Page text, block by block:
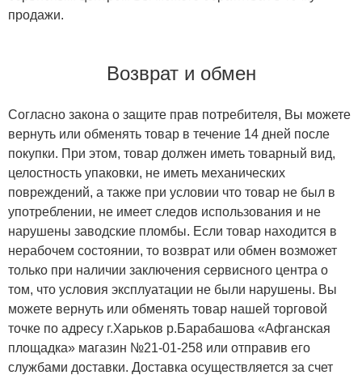
продажи.
Возврат и обмен
Согласно закона о защите прав потребителя, Вы можете
вернуть или обменять товар в течение 14 дней после
покупки. При этом, товар должен иметь товарный вид,
целостность упаковки, не иметь механических
повреждений, а также при условии что товар не был в
употреблении, не имеет следов использования и не
нарушены заводские пломбы. Если товар находится в
нерабочем состоянии, то возврат или обмен возможет
только при наличии заключения сервисного центра о
том, что условия эксплуатации не были нарушены. Вы
можете вернуть или обменять товар нашей торговой
точке по адресу г.Харьков р.Барабашова «Афганская
площадка» магазин №21-01-258 или отправив его
службами доставки. Доставка осуществляется за счет